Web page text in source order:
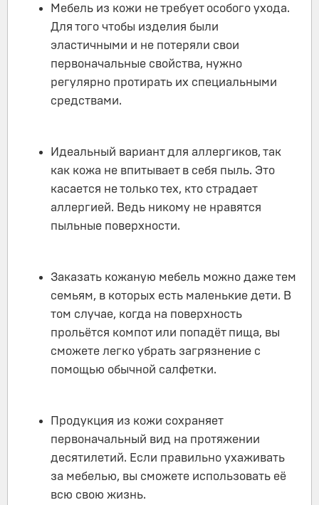
Мебель из кожи не требует особого ухода.
Для того чтобы изделия были
эластичными и не потеряли свои
первоначальные свойства, нужно
регулярно протирать их специальными
средствами.
Идеальный вариант для аллергиков, так
как кожа не впитывает в себя пыль. Это
касается не только тех, кто страдает
аллергией. Ведь никому не нравятся
пыльные поверхности.
Заказать кожаную мебель можно даже тем
семьям, в которых есть маленькие дети. В
том случае, когда на поверхность
прольётся компот или попадёт пища, вы
сможете легко убрать загрязнение с
помощью обычной салфетки.
Продукция из кожи сохраняет
первоначальный вид на протяжении
десятилетий. Если правильно ухаживать
за мебелью, вы сможете использовать её
всю свою жизнь.